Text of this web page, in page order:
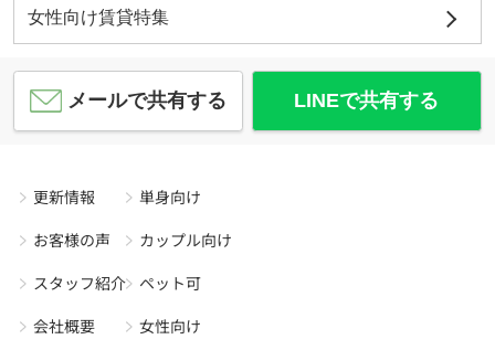
女性向け賃貸特集
メールで共有する LINEで共有する
更新情報
お客様の声
スタッフ紹介
会社概要
単身向け
カップル向け
ペット可
女性向け